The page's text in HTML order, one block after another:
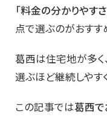
「料金の分かりやす
点で選ぶのがおすす
葛西は住宅地が多く
選ぶほど継続しやす
この記事では葛西で